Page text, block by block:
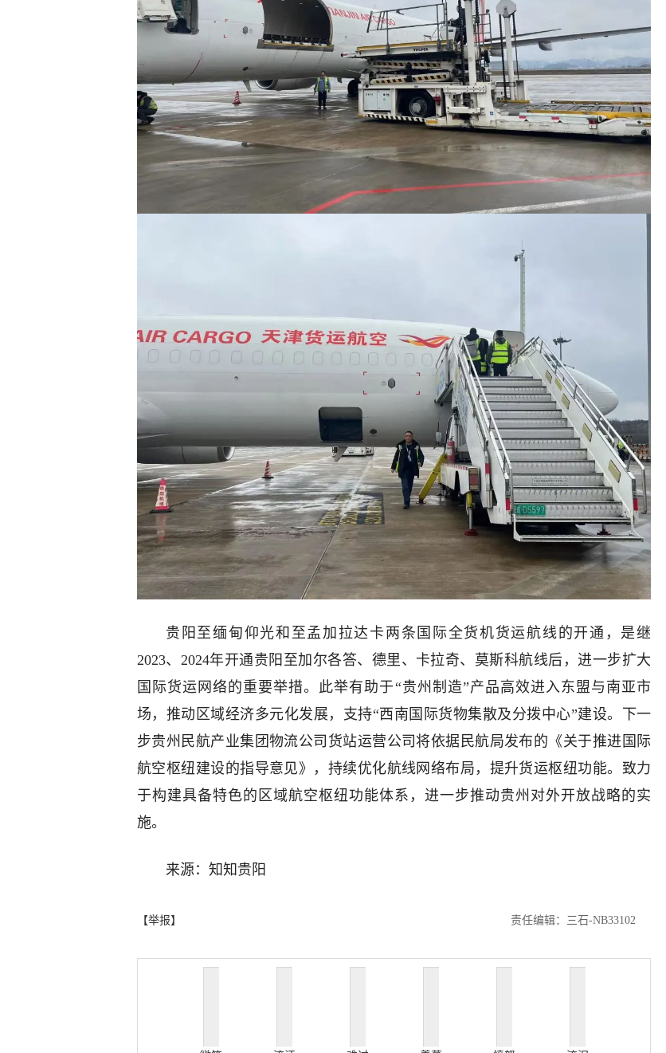
贵阳至缅甸仰光和至孟加拉达卡两条国际全货机货运航线的开通，是继
2023、2024年开通贵阳至加尔各答、德里、卡拉奇、莫斯科航线后，进一步扩大
国际货运网络的重要举措。此举有助于“贵州制造”产品高效进入东盟与南亚市
场，推动区域经济多元化发展，支持“西南国际货物集散及分拨中心”建设。下一
步贵州民航产业集团物流公司货站运营公司将依据民航局发布的《关于推进国际
航空枢纽建设的指导意见》，持续优化航线网络布局，提升货运枢纽功能。致力
于构建具备特色的区域航空枢纽功能体系，进一步推动贵州对外开放战略的实
施。
来源：知知贵阳
【举报】 责任编辑：三石-NB33102